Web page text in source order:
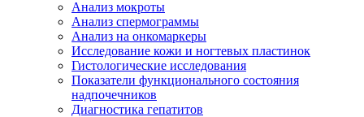
Анализ мокроты
Анализ спермограммы
Анализ на онкомаркеры
Исследование кожи и ногтевых пластинок
Гистологические исследования
Показатели функционального состояния
надпочечников
Диагностика гепатитов